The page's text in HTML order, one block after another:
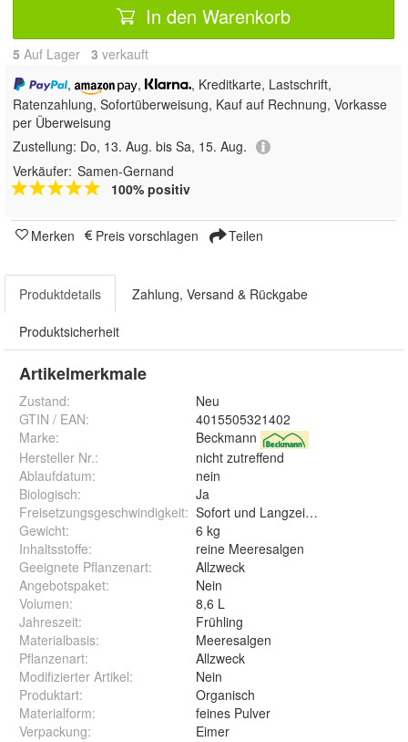
In den Warenkorb
5 Auf Lager 3 verkauft
,
,
, Kreditkarte, Lastschrift,
Ratenzahlung, Sofortüberweisung, Kauf auf Rechnung, Vorkasse
per Überweisung
Zustellung: Do, 13. Aug. bis Sa, 15. Aug.
Verkäufer: Samen-Gernand
100% positiv
Merken Preis vorschlagen Teilen
Produktdetails Zahlung, Versand & Rückgabe
Produktsicherheit
Artikelmerkmale
Zustand:
Neu
GTIN / EAN:
4015505321402
Marke:
Beckmann
Hersteller Nr.:
nicht zutreffend
Ablaufdatum:
nein
Biologisch:
Ja
Freisetzungsgeschwindigkeit: Sofort und Langzeitwirkung
Gewicht:
6 kg
Inhaltsstoffe:
reine Meeresalgen
Geeignete Pflanzenart:
Allzweck
Angebotspaket:
Nein
Volumen:
8,6 L
Jahreszeit:
Frühling
Materialbasis:
Meeresalgen
Pflanzenart:
Allzweck
Modifizierter Artikel:
Nein
Produktart:
Organisch
Materialform:
feines Pulver
Verpackung: Eimer